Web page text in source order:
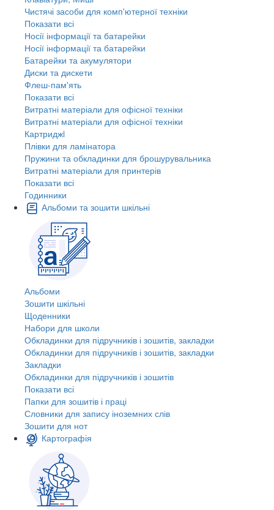
Чистячі засоби для комп'ютерної техніки
Показати всі
Носії інформації та батарейки
Носії інформації та батарейки
Батарейки та акумулятори
Диски та дискети
Флеш-пам'ять
Показати всі
Витратні матеріали для офісної техніки
Витратні матеріали для офісної техніки
Картриджi
Плівки для ламінатора
Пружини та обкладинки для брошурувальника
Витратні матеріали для принтерів
Показати всі
Годинники
Альбоми та зошити шкільні
Альбоми
Зошити шкільні
Щоденники
Набори для школи
Обкладинки для підручників і зошитів, закладки
Обкладинки для підручників і зошитів, закладки
Закладки
Обкладинки для підручників і зошитів
Показати всі
Папки для зошитів і праці
Словники для запису іноземних слів
Зошити для нот
Картографія